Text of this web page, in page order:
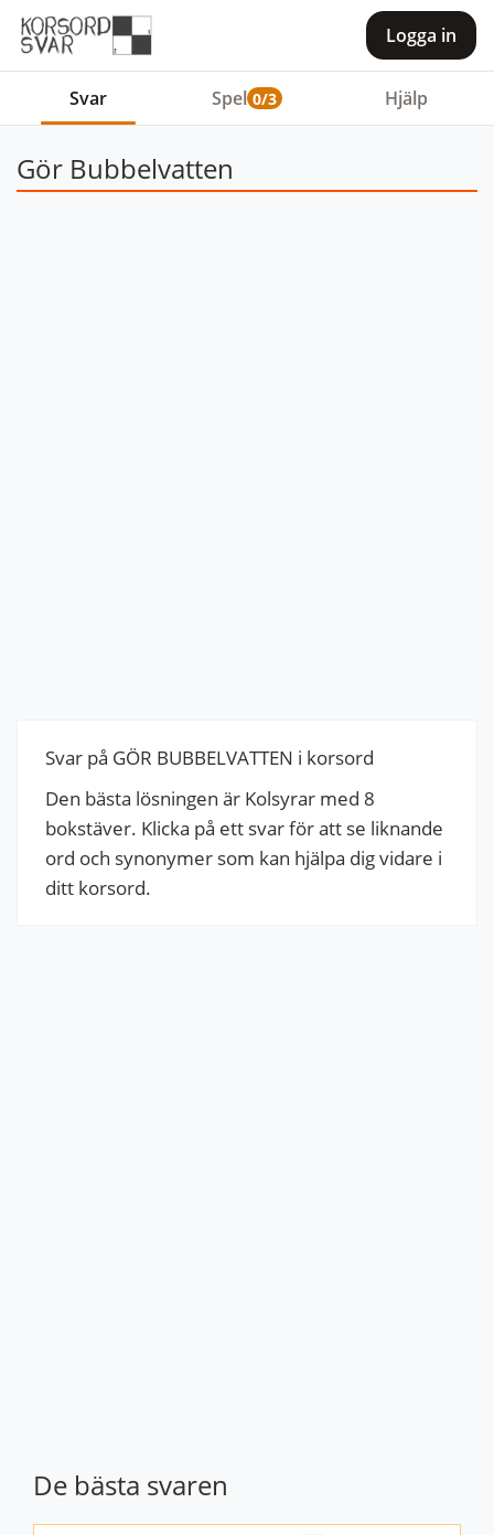
Logga in
Svar Spel 0/3 Hjälp
Gör Bubbelvatten
Svar på GÖR BUBBELVATTEN i korsord
Den bästa lösningen är Kolsyrar med 8
bokstäver. Klicka på ett svar för att se liknande
ord och synonymer som kan hjälpa dig vidare i
ditt korsord.
De bästa svaren